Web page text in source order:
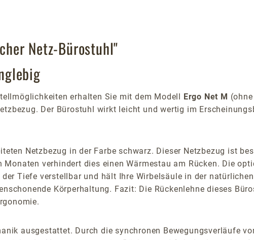
Netz-Bürostuhl"
erhalten Sie mit dem Modell Ergo Net M
Der Bürostuhl wirkt leicht und wertig im
Netzbezug in der Farbe schwarz. Dieser Netzbezug ist
verhindert dies einen Wärmestau am Rücken. Die
Tiefe verstellbar und hält Ihre Wirbelsäule in der
Körperhaltung. Fazit: Die Rückenlehne dieses
ausgestattet. Durch die synchronen Bewegungsverläufe